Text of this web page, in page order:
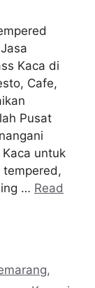
Kaca di
Cafe,
Pusat
untuk
tempered,
… Read
,